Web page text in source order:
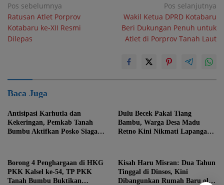
Navigasi
pos
Pos sebelumnya
Ratusan Atlet Porprov
Kotabaru ke-XII Resmi
Dilepas
Pos selanjutnya
Wakil Ketua DPRD Kotabaru
Beri Dukungan Penuh untuk
Atlet di Porprov Tanah Laut
Baca Juga
Antisipasi Karhutla dan
Kekeringan, Pemkab Tanah
Bumbu Aktifkan Posko Siaga
Dulu Becek Pakai Tiang
Bambu, Warga Desa Madu
Retno Kini Nikmati Lapangan
Borong 4 Penghargaan di HKG
PKK Kalsel ke-54, TP PKK
Tanah Bumbu Buktikan
Kisah Haru Misran: Dua Tahun
Tinggal di Dinsos, Kini
Dibangunkan Rumah Baru oleh